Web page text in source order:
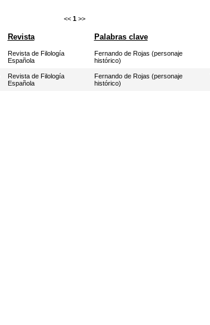
<< 1 >>
Revista Palabras clave
Revista de Filología
Española
Fernando de Rojas (personaje
histórico)
Revista de Filología
Española
Fernando de Rojas (personaje
histórico)